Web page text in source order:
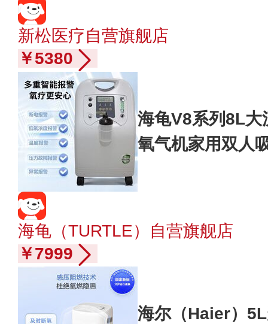
新松医疗自营旗舰店
￥5380
海龟V8系列8L大
氧气机家用双人
海龟（TURTLE）自营旗舰店
￥7999
海尔（Haier）